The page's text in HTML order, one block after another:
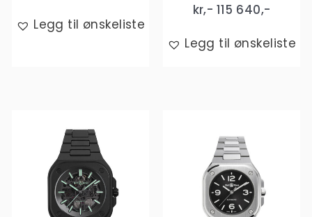
Legg til ønskeliste
kr,- 115 640,-
Legg til ønskeliste